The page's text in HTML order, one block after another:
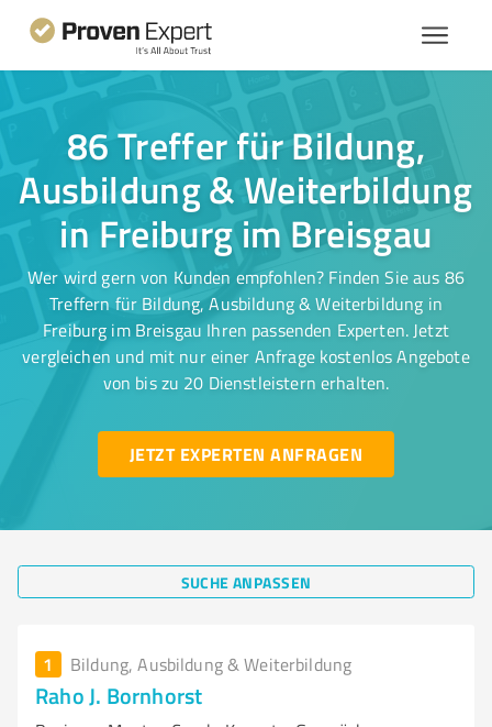
86 Treffer für Bildung,
Ausbildung & Weiterbildung
in Freiburg im Breisgau
Wer wird gern von Kunden empfohlen? Finden Sie aus 86
Treffern für Bildung, Ausbildung & Weiterbildung in
Freiburg im Breisgau Ihren passenden Experten. Jetzt
vergleichen und mit nur einer Anfrage kostenlos Angebote
von bis zu 20 Dienstleistern erhalten.
JETZT EXPERTEN ANFRAGEN
SUCHE ANPASSEN
1 Bildung, Ausbildung & Weiterbildung
Raho J. Bornhorst